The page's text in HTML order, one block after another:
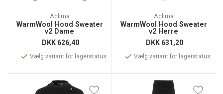
Aclima
WarmWool Hood Sweater
v2 Dame
DKK 626,40
Vælg variant for lagerstatus
Aclima
WarmWool Hood Sweater
v2 Herre
DKK 631,20
Vælg variant for lagerstatus